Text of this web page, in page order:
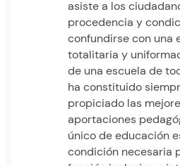
asiste a los
procedencia y
confundirse con una
totalitaria y
de una escuela de
ha constituido
propiciado las
aportaciones
único de educación
condición necesaria